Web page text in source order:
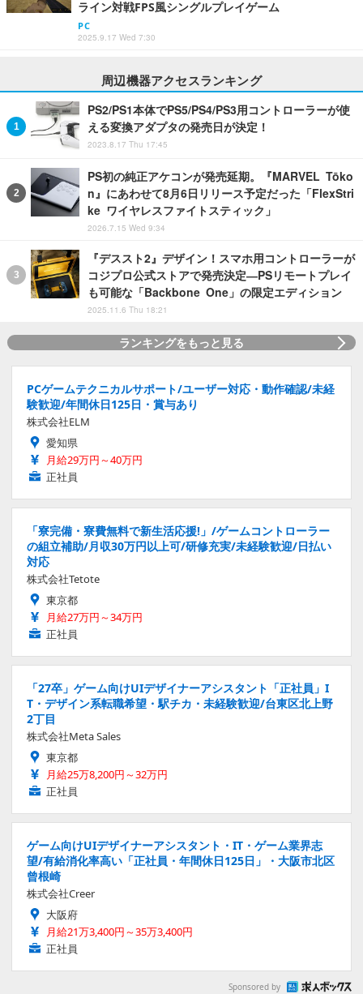
ライン対戦FPS風シングルプレイゲーム
PC
2025.9.17 Wed 7:30
周辺機器アクセスランキング
PS2/PS1本体でPS5/PS4/PS3用コントローラーが使
える変換アダプタの発売日が決定！
2023.8.17 Thu 17:45
PS初の純正アケコンが発売延期。『MARVEL Tōko
n』にあわせて8月6日リリース予定だった「FlexStri
ke ワイヤレスファイトスティック」
2026.7.15 Wed 9:34
『デススト2』デザイン！スマホ用コントローラーが
コジプロ公式ストアで発売決定―PSリモートプレイ
も可能な「Backbone One」の限定エディション
2025.11.6 Thu 18:21
ランキングをもっと見る
PCゲームテクニカルサポート/ユーザー対応・動作確認/未経
験歓迎/年間休日125日・賞与あり
株式会社ELM
愛知県
月給29万円～40万円
正社員
「寮完備・寮費無料で新生活応援!」/ゲームコントローラー
の組立補助/月収30万円以上可/研修充実/未経験歓迎/日払い
対応
株式会社Tetote
東京都
月給27万円～34万円
正社員
「27卒」ゲーム向けUIデザイナーアシスタント「正社員」I
T・デザイン系転職希望・駅チカ・未経験歓迎/台東区北上野
2丁目
株式会社Meta Sales
東京都
月給25万8,200円～32万円
正社員
ゲーム向けUIデザイナーアシスタント・IT・ゲーム業界志
望/有給消化率高い「正社員・年間休日125日」・大阪市北区
曾根崎
株式会社Creer
大阪府
月給21万3,400円～35万3,400円
正社員
Sponsored by